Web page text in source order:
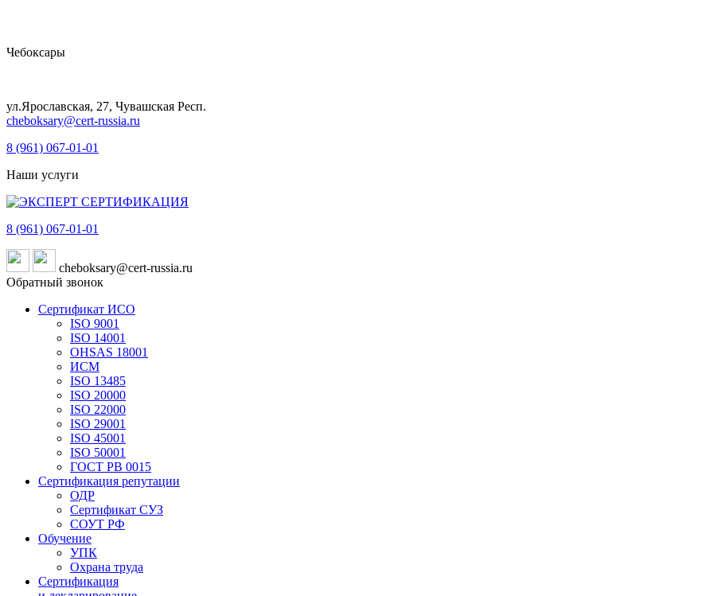
Чебоксары
ул.Ярославская, 27, Чувашская Респ.
cheboksary@cert-russia.ru
8 (961) 067-01-01
Наши услуги
8 (961) 067-01-01
cheboksary@cert-russia.ru
Обратный звонок
Сертификат ИСО
ISO 9001
ISO 14001
OHSAS 18001
ИСМ
ISO 13485
ISO 20000
ISO 22000
ISO 29001
ISO 45001
ISO 50001
ГОСТ РВ 0015
Сертификация репутации
ОДР
Сертификат СУЗ
СОУТ РФ
Обучение
УПК
Охрана труда
Сертификация